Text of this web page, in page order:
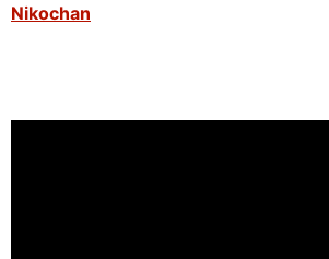
Nikochan